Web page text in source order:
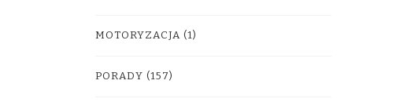
MOTORYZACJA (1)
PORADY (157)